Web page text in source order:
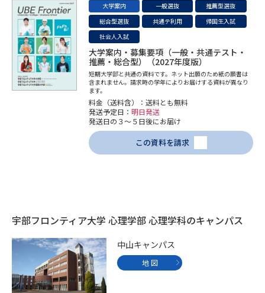
受験準備 資料検索
志望校・出願校を調べる
併願校選び
先輩が入学を決めた理由 テレメール全国一斉進学調査
大学で学びたい学問発見
学問のミニ講義「夢ナビ講義」
大学案内 一般選抜
推薦型選抜
総合型選抜
共通テ利用
帰国生入試
社会人入試
大学案内・募集要項（一般・共通テスト・
推薦・総合型）（2027年度版）
短期大学部と共通の資料です。ネット出願のため紙の願書は
含まれません。請求時の学年によりお届けする資料が異なり
ます。
料金（送料含）：送料とも無料
発送予定日： 明日発送
発送日の３～５日後にお届け
この資料を請求
宇部フロンティア大学 心理学部 心理学科のキャンパス
中山キャンパス
地 図